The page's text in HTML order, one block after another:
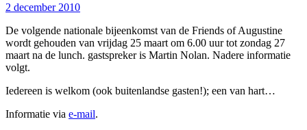
2 december 2010
De volgende nationale bijeenkomst van de Friends of Augustine
wordt gehouden van vrijdag 25 maart om 6.00 uur tot zondag 27
maart na de lunch. gastspreker is Martin Nolan. Nadere informatie
volgt.
Iedereen is welkom (ook buitenlandse gasten!); een van hart…
Informatie via e-mail.